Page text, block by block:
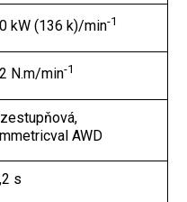
kW (136 k)/min-1
N.m/min-1
AWD
s